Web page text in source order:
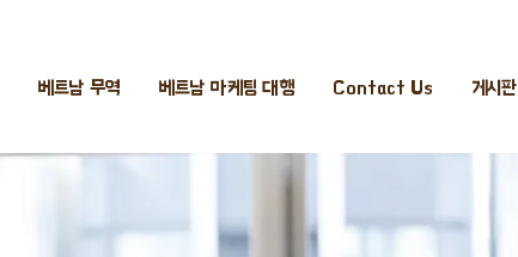
베트남 무역 베트남 마케팅 대행 Contact Us 게시판